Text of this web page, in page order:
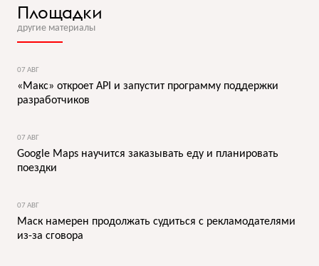
Площадки
другие материалы
07 АВГ
«Макс» откроет API и запустит программу поддержки
разработчиков
07 АВГ
Google Maps научится заказывать еду и планировать
поездки
07 АВГ
Маск намерен продолжать судиться с рекламодателями
из-за сговора